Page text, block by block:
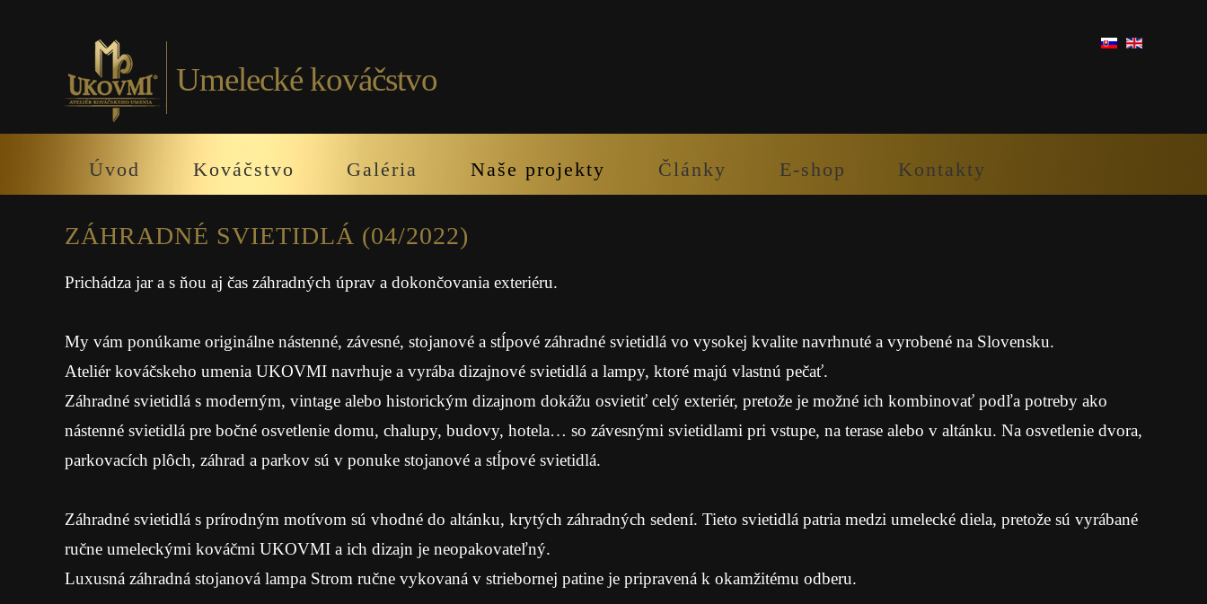
Umelecké kováčstvo
Úvod Kováčstvo Galéria Naše projekty Články E-shop Kontakty
ZÁHRADNÉ SVIETIDLÁ (04/2022)
Prichádza jar a s ňou aj čas záhradných úprav a dokončovania exteriéru.
My vám ponúkame originálne nástenné, závesné, stojanové a stĺpové záhradné svietidlá vo vysokej kvalite navrhnuté a vyrobené na Slovensku.
Ateliér kováčskeho umenia UKOVMI navrhuje a vyrába dizajnové svietidlá a lampy, ktoré majú vlastnú pečať.
Záhradné svietidlá s moderným, vintage alebo historickým dizajnom dokážu osvietiť celý exteriér, pretože je možné ich kombinovať podľa potreby ako
nástenné svietidlá pre bočné osvetlenie domu, chalupy, budovy, hotela… so závesnými svietidlami pri vstupe, na terase alebo v altánku. Na osvetlenie dvora,
parkovacích plôch, záhrad a parkov sú v ponuke stojanové a stĺpové svietidlá.
Záhradné svietidlá s prírodným motívom sú vhodné do altánku, krytých záhradných sedení. Tieto svietidlá patria medzi umelecké diela, pretože sú vyrábané
ručne umeleckými kováčmi UKOVMI a ich dizajn je neopakovateľný.
Luxusná záhradná stojanová lampa Strom ručne vykovaná v striebornej patine je pripravená k okamžitému odberu.